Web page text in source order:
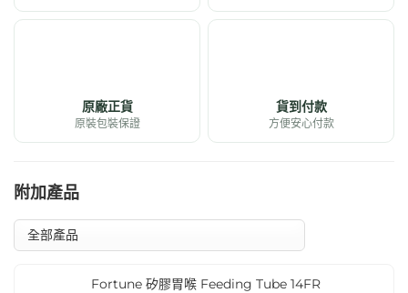
包
原廠正貨
原裝包裝保證
貨到付款
方便安心付款
附加產品
Fortune 矽膠胃喉 Feeding Tube 14FR